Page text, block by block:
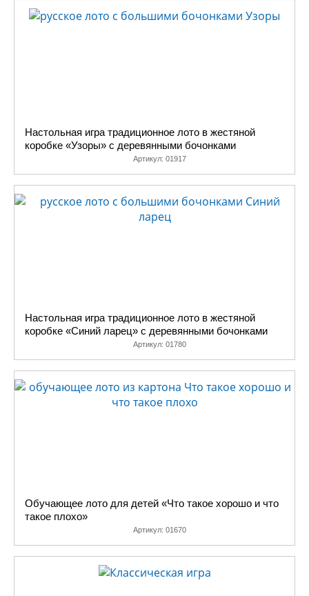
Настольная игра традиционное лото в жестяной
коробке «Узоры» с деревянными бочонками
Артикул: 01917
Настольная игра традиционное лото в жестяной
коробке «Синий ларец» с деревянными бочонками
Артикул: 01780
Обучающее лото для детей «Что такое хорошо и что
такое плохо»
Артикул: 01670